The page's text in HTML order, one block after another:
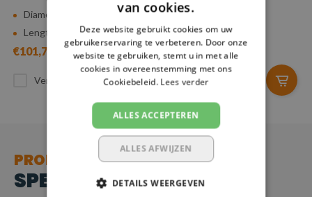
Diameter: 8 mm
Lengte: 0,5 - 5 m
€101,73
Vergelijk
Diameter: 10 mm
Lengte: 0,5 - 5 m
€141,14
Vergelijk
PRODUCT
SPECIFICATIES
van cookies.
Deze website gebruikt cookies om uw
gebruikerservaring te verbeteren. Door onze
website te gebruiken, stemt u in met alle
cookies in overeenstemming met ons
Cookiebeleid. Lees verder
ALLES ACCEPTEREN
ALLES AFWIJZEN
DETAILS WEERGEVEN